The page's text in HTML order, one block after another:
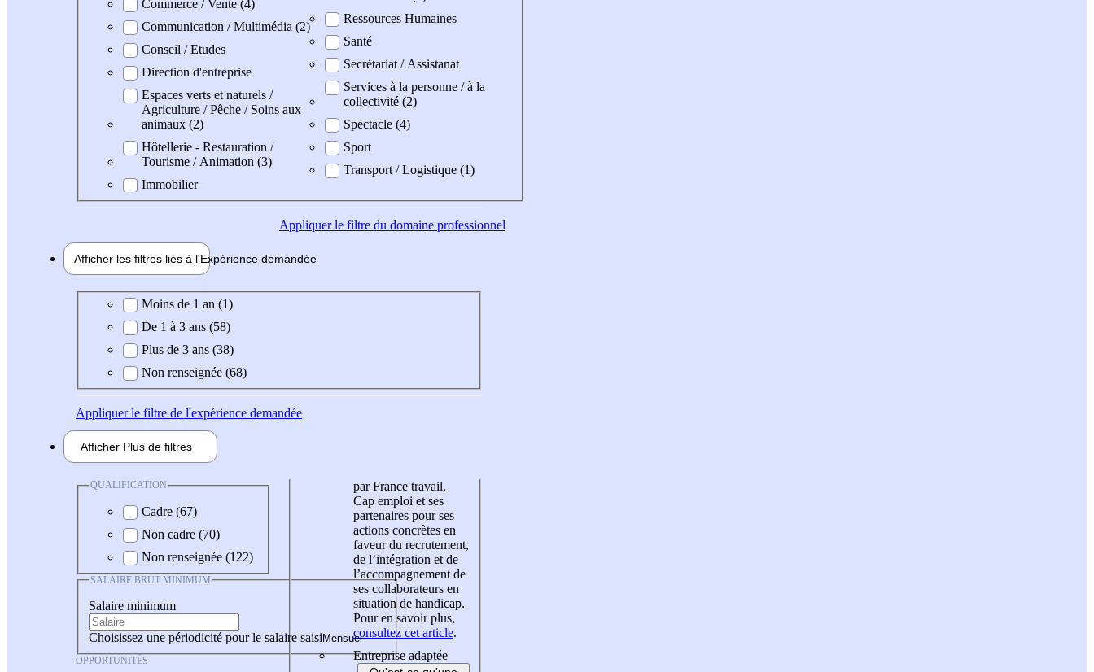
Commerce / Vente (4)
Communication / Multimédia (2)
Conseil / Etudes
Direction d'entreprise
Espaces verts et naturels /
Agriculture / Pêche / Soins aux
animaux (2)
Hôtellerie - Restauration /
Tourisme / Animation (3)
Immobilier
Ressources Humaines
Santé
Secrétariat / Assistanat
Services à la personne / à la
collectivité (2)
Spectacle (4)
Sport
Transport / Logistique (1)
Appliquerle filtre du domaine professionnel
Afficher les filtres liés à l'Expérience demandée
Expérience demandée
Moins de 1 an (1)
De 1 à 3 ans (58)
Plus de 3 ans (38)
Non renseignée (68)
Appliquerle filtre de l'expérience demandée
Afficher Plus de filtres
QUALIFICATION
Cadre (67)
Non cadre (70)
Non renseignée (122)
SALAIRE BRUT MINIMUM
Salaire minimum
Choisissez une périodicité pour le salaire saisi
OPPORTUNITÉS
par France travail,
Cap emploi et ses
partenaires pour ses
actions concrètes en
faveur du recrutement,
de l’intégration et de
l’accompagnement de
ses collaborateurs en
situation de handicap.
Pour en savoir plus,
consultez cet article.
Entreprise adaptée